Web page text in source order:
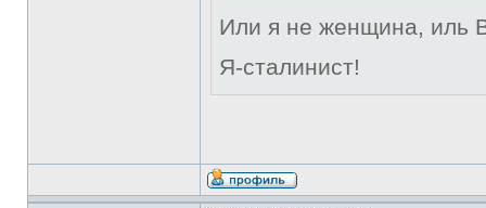
Или я не женщина, иль
Я-сталинист!